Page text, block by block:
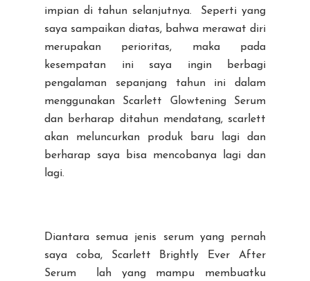
impian di tahun selanjutnya. Seperti yang
saya sampaikan diatas, bahwa merawat diri
merupakan perioritas, maka pada
kesempatan ini saya ingin berbagi
pengalaman sepanjang tahun ini dalam
menggunakan Scarlett Glowtening Serum
dan berharap ditahun mendatang, scarlett
akan meluncurkan produk baru lagi dan
berharap saya bisa mencobanya lagi dan
lagi.
Diantara semua jenis serum yang pernah
saya coba, Scarlett Brightly Ever After
Serum lah yang mampu membuatku